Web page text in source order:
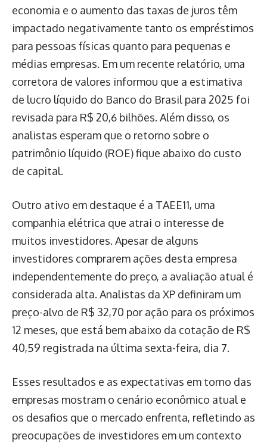
economia e o aumento das taxas de juros têm
impactado negativamente tanto os empréstimos
para pessoas físicas quanto para pequenas e
médias empresas. Em um recente relatório, uma
corretora de valores informou que a estimativa
de lucro líquido do Banco do Brasil para 2025 foi
revisada para R$ 20,6 bilhões. Além disso, os
analistas esperam que o retorno sobre o
patrimônio líquido (ROE) fique abaixo do custo
de capital.
Outro ativo em destaque é a TAEE11, uma
companhia elétrica que atrai o interesse de
muitos investidores. Apesar de alguns
investidores comprarem ações desta empresa
independentemente do preço, a avaliação atual é
considerada alta. Analistas da XP definiram um
preço-alvo de R$ 32,70 por ação para os próximos
12 meses, que está bem abaixo da cotação de R$
40,59 registrada na última sexta-feira, dia 7.
Esses resultados e as expectativas em torno das
empresas mostram o cenário econômico atual e
os desafios que o mercado enfrenta, refletindo as
preocupações de investidores em um contexto